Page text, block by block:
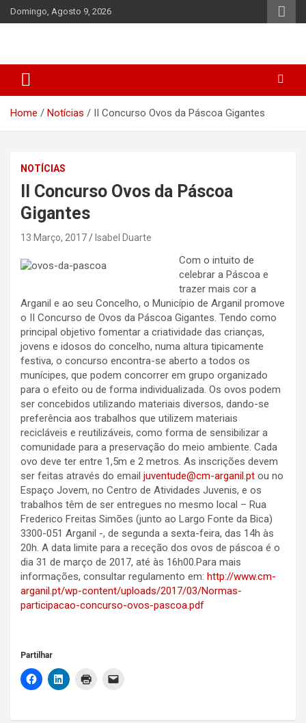
Skip
to
Domingo, Agosto 9, 2026
Home Notícias II Concurso Ovos da Páscoa Gigantes
NOTÍCIAS
II Concurso Ovos da Páscoa
Gigantes
13 Março, 2017 Isabel Duarte
Com o intuito de
celebrar a Páscoa e
trazer mais cor a
Arganil e ao seu Concelho, o Município de Arganil promove
o II Concurso de Ovos da Páscoa Gigantes. Tendo como
principal objetivo fomentar a criatividade das crianças,
jovens e idosos do concelho, numa altura tipicamente
festiva, o concurso encontra-se aberto a todos os
munícipes, que podem concorrer em grupo organizado
para o efeito ou de forma individualizada. Os ovos podem
ser concebidos utilizando materiais diversos, dando-se
preferência aos trabalhos que utilizem materiais
recicláveis e reutilizáveis, como forma de sensibilizar a
comunidade para a preservação do meio ambiente. Cada
ovo deve ter entre 1,5m e 2 metros. As inscrições devem
ser feitas através do email juventude@cm-arganil.pt ou no
Espaço Jovem, no Centro de Atividades Juvenis, e os
trabalhos têm de ser entregues no mesmo local – Rua
Frederico Freitas Simões (junto ao Largo Fonte da Bica)
3300-051 Arganil -, de segunda a sexta-feira, das 14h às
20h. A data limite para a receção dos ovos de páscoa é o
dia 31 de março de 2017, até às 16h00.Para mais
informações, consultar regulamento em: http://www.cm-
arganil.pt/wp-content/uploads/2017/03/Normas-
participacao-concurso-ovos-pascoa.pdf
Partilhar